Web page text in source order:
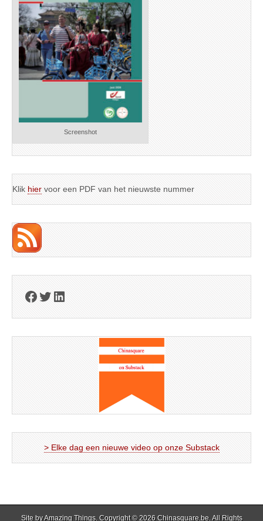
Screenshot
Klik hier voor een PDF van het nieuwste nummer
Facebook
Twitter
LinkedIn
> Elke dag een nieuwe video op onze Substack
Site byAmazing Things. Copyright © 2026 Chinasquare.be. All Rights